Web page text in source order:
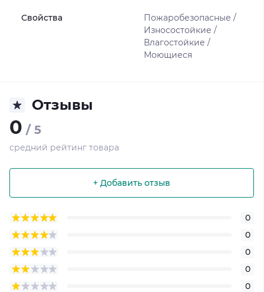
Свойства
Пожаробезопасные /
Износостойкие /
Влагостойкие /
Моющиеся
Отзывы
0 / 5
средний рейтинг товара
+ Добавить отзыв
0
0
0
0
0